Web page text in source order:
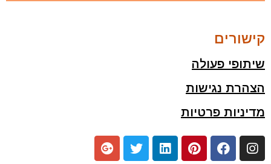
קישורים
שיתופי פעולה
הצהרת נגישות
מדיניות פרטיות